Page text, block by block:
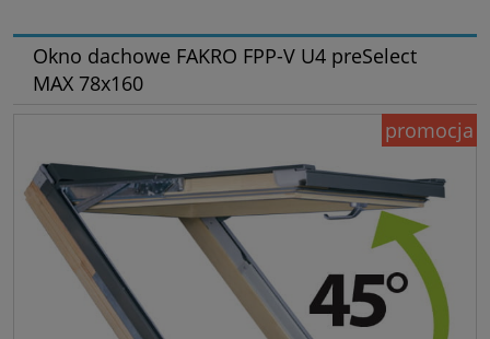
Okno dachowe FAKRO FPP-V U4 preSelect
MAX 78x160
promocja